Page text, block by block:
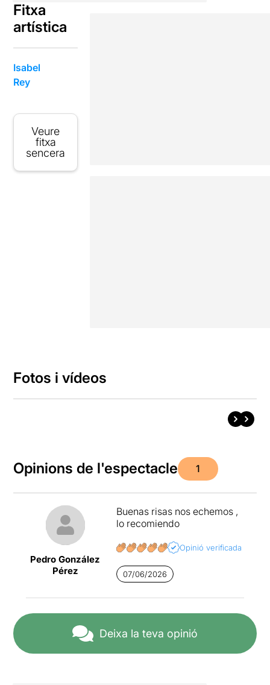
Fitxa
artística
Isabel
Rey
Veure
fitxa
sencera
Fotos i vídeos
Opinions de l'espectacle 1
Pedro González
Pérez
Buenas risas nos echemos ,
lo recomiendo
Opinió verificada
07/06/2026
Deixa la teva opinió